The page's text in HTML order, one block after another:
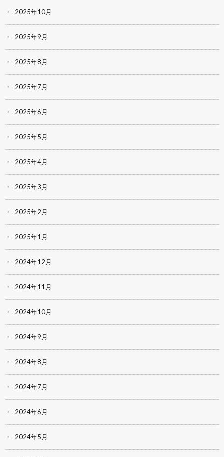
2025年10月
2025年9月
2025年8月
2025年7月
2025年6月
2025年5月
2025年4月
2025年3月
2025年2月
2025年1月
2024年12月
2024年11月
2024年10月
2024年9月
2024年8月
2024年7月
2024年6月
2024年5月